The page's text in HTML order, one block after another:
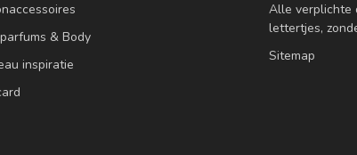
& Body
inspiratie
Alle verplichte
lettertjes,
Sitemap